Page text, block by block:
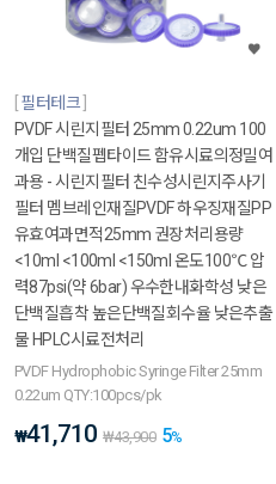
필터테크
PVDF 시린지필터 25mm 0.22um 100
개입 단백질펩타이드 함유시료의정밀여
과용 - 시린지필터 친수성시린지주사기
필터 멤브레인재질PVDF 하우징재질PP
유효여과면적25mm 권장처리용량
<10ml <100ml <150ml 온도100℃ 압
력87psi(약 6bar) 우수한내화학성 낮은
단백질흡착 높은단백질회수율 낮은추출
물 HPLC시료전처리
PVDF Hydrophobic Syringe Filter 25mm
0.22um QTY:100pcs/pk
₩41,710 ₩43,900 5%